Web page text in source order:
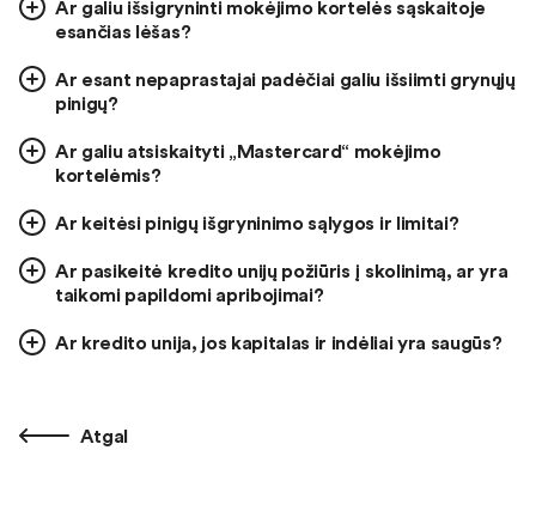
Ar galiu išsigryninti mokėjimo kortelės sąskaitoje
esančias lėšas?
Ar esant nepaprastajai padėčiai galiu išsiimti grynųjų
pinigų?
Ar galiu atsiskaityti „Mastercard“ mokėjimo
kortelėmis?
Ar keitėsi pinigų išgryninimo sąlygos ir limitai?
Ar pasikeitė kredito unijų požiūris į skolinimą, ar yra
taikomi papildomi apribojimai?
Ar kredito unija, jos kapitalas ir indėliai yra saugūs?
Atgal